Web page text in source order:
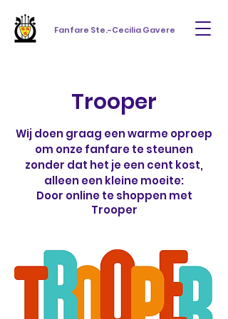
Fanfare Ste.-Cecilia Gavere
Trooper
Wij doen graag een warme oproep
om onze fanfare te steunen
zonder dat het je een cent kost,
alleen een kleine moeite:
Door online te shoppen met
Trooper